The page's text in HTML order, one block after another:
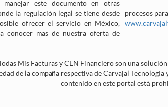
manejar este documento en otras
la regulación legal se tiene desde
ofrecer el servicio en México,
conocer mas de nuestra oferta de
procesos
Todas Mis Facturasy CEN Financieroson una solución
de la compaña respectiva de Carvajal
contenido en este portal está